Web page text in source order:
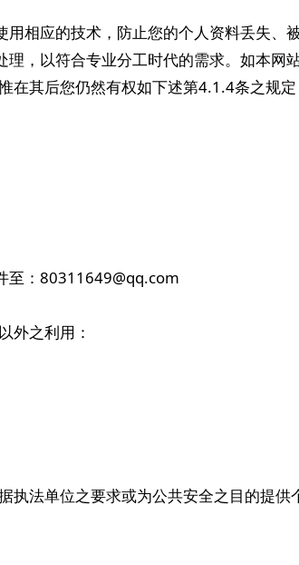
相应的技术，防止您的个人资料丢失、被
，以符合专业分工时代的需求。如本网
其后您仍然有权如下述第4.1.4条之规定
至：80311649@qq.com
外之利用：
法单位之要求或为公共安全之目的提供